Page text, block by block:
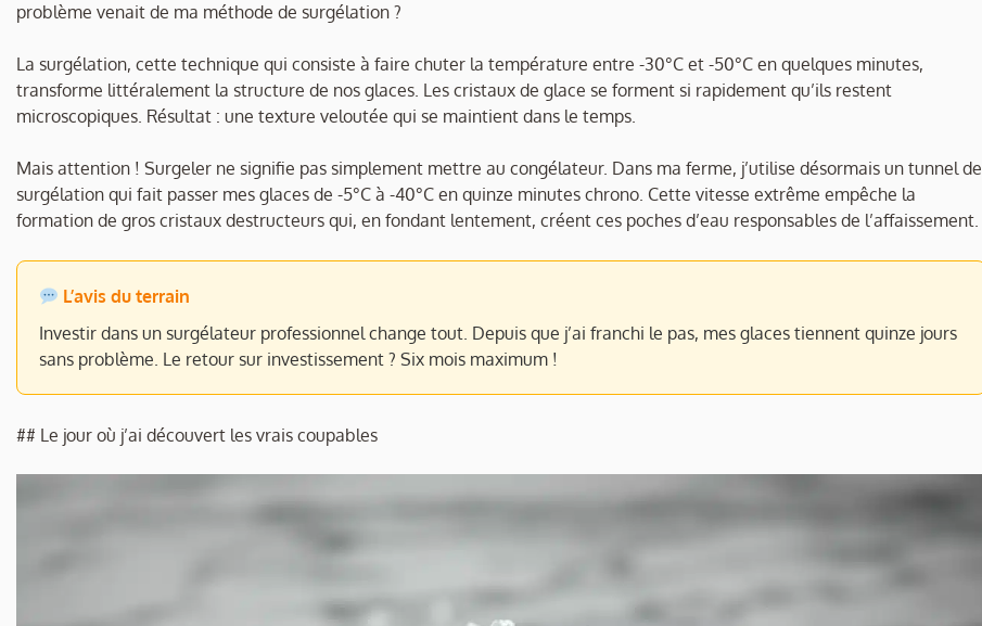
problème venait de ma méthode de surgélation ?
La surgélation, cette technique qui consiste à faire chuter la température entre -30°C et -50°C en quelques minutes,
transforme littéralement la structure de nos glaces. Les cristaux de glace se forment si rapidement qu’ils restent
microscopiques. Résultat : une texture veloutée qui se maintient dans le temps.
Mais attention ! Surgeler ne signifie pas simplement mettre au congélateur. Dans ma ferme, j’utilise désormais un tunnel de
surgélation qui fait passer mes glaces de -5°C à -40°C en quinze minutes chrono. Cette vitesse extrême empêche la
formation de gros cristaux destructeurs qui, en fondant lentement, créent ces poches d’eau responsables de l’affaissement.
L’avis du terrain
Investir dans un surgélateur professionnel change tout. Depuis que j’ai franchi le pas, mes glaces tiennent quinze jours
sans problème. Le retour sur investissement ? Six mois maximum !
## Le jour où j’ai découvert les vrais coupables